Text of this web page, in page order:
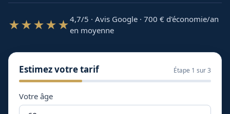
★★★★★4,7/5 · Avis Google · 700 € d'économie/an
en moyenne
Estimez votre tarif Étape 1 sur 3
Votre âge